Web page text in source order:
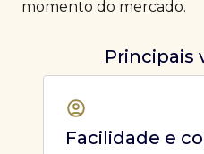
momento do mercado.
Principais
Facilidade e